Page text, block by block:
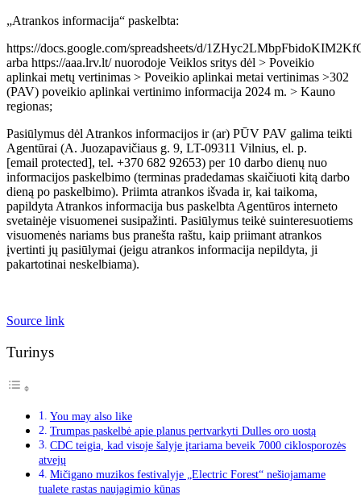
„Atrankos informacija“ paskelbta:
https://docs.google.com/spreadsheets/d/
arba https://aaa.lrv.lt/ nuorodoje Veiklos sritys dėl > Poveikio
aplinkai metų vertinimas > Poveikio aplinkai metai vertinimas >302
(PAV) poveikio aplinkai vertinimo informacija 2024 m. > Kauno
regionas;
Pasiūlymus dėl Atrankos informacijos ir (ar) PŪV PAV galima teikti
Agentūrai (A. Juozapavičiaus g. 9, LT-09311 Vilnius, el. p.
[email protected], tel. +370 682 92653) per 10 darbo dienų nuo
informacijos paskelbimo (terminas pradedamas skaičiuoti kitą darbo
dieną po paskelbimo). Priimta atrankos išvada ir, kai taikoma,
papildyta Atrankos informacija bus paskelbta Agentūros interneto
svetainėje visuomenei susipažinti. Pasiūlymus teikė suinteresuotiems
visuomenės nariams bus pranešta raštu, kaip priimant atrankos
įvertinti jų pasiūlymai (jeigu atrankos informacija nepildyta, ji
pakartotinai neskelbiama).
Source link
Turinys
You may also like
Trumpas paskelbė apie planus pertvarkyti Dulles oro uostą
CDC teigia, kad visoje šalyje įtariama beveik 7000 ciklosporozės
atvejų
Mičigano muzikos festivalyje „Electric Forest“ nešiojamame
tualete rastas naujagimio kūnas